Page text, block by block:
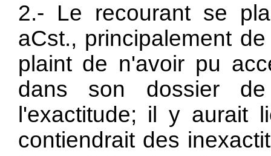
2.- Le recourant se
aCst., principalement
plaint de n'avoir pu
dans son dossier
l'exactitude; il y aurait
contiendrait des